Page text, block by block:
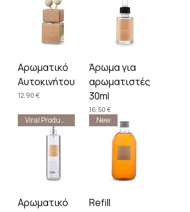
Αρωματικό
Αυτοκινήτου
Τιμή
12,90 €
Άρωμα για
αρωματιστές
30ml
Τιμή
16,50 €
Viral Product 🔥
Αρωματικό
New
Refill